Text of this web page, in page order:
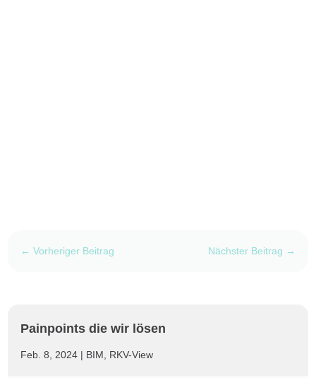
←Vorheriger Beitrag Nächster Beitrag →
Painpoints die wir lösen
Feb. 8, 2024 | BIM RKV-View